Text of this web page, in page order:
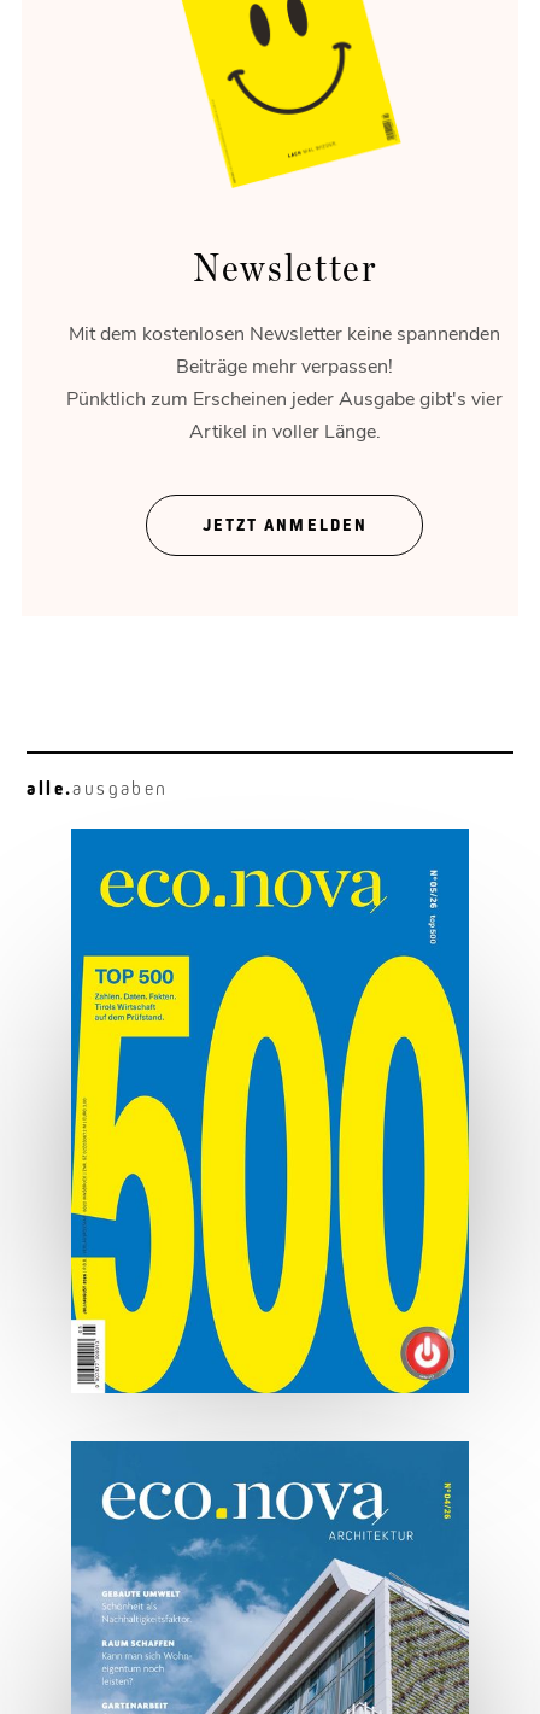
Stadtplanung ist kein Malen nach Zahlen.
Muster in der Datenwolke.
Die Macht der Marke
MEHR ERFAHREN
Newsletter
Mit dem kostenlosen Newsletter keine spannenden
Beiträge mehr verpassen!
Pünktlich zum Erscheinen jeder Ausgabe gibt's vier
Artikel in voller Länge.
JETZT ANMELDEN
alle.ausgaben
07/2026
Tirols Top 500 - Juli/August
2026